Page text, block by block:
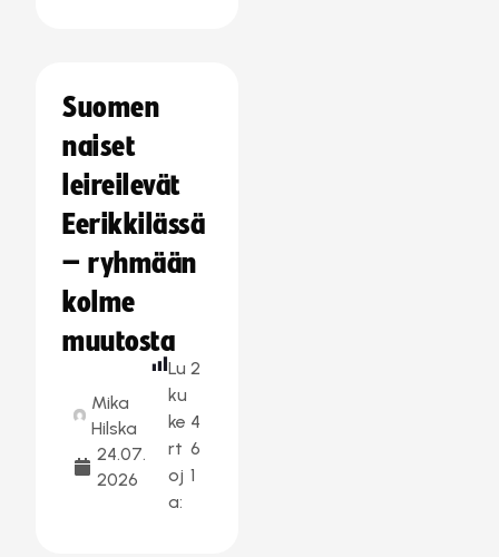
Suomen
naiset
leireilevät
Eerikkilässä
– ryhmään
kolme
muutosta
Mika
Hilska
24.07.
2026
Lu
ku
ke
rt
oj
a:
2
4
6
1